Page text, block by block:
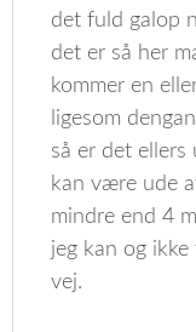
det fuld galop
det er så her
kommer en
ligesom
så er det
kan være ude
mindre end 4
jeg kan og
vej.